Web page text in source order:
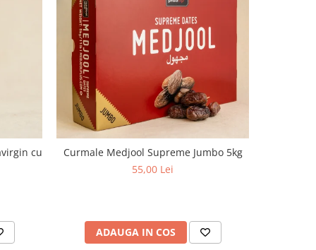
cu
Curmale Medjool Supreme Jumbo 5kg
55,00 Lei
ADAUGA IN COS